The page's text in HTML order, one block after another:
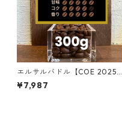
エルサルバドル【COE 2025 8
位】ロス・ナランホス農園 ナ
チュラル・アナエロビック30
¥7,987